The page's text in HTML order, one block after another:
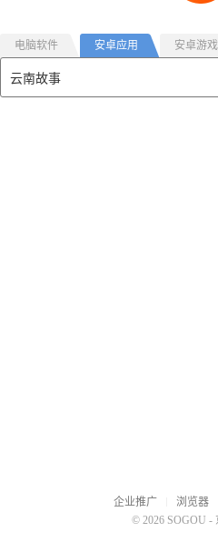
电脑软件 安卓应用 安卓游戏
企业推广 浏览器
© 2026 SOGOU -